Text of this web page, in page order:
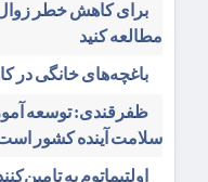
برای کاهش خطر زوال
مطالعه کنید
باغچه‌های خانگی در
ظفرقندی: توسعه
سلامت آینده کشور
اولتیماتوم به